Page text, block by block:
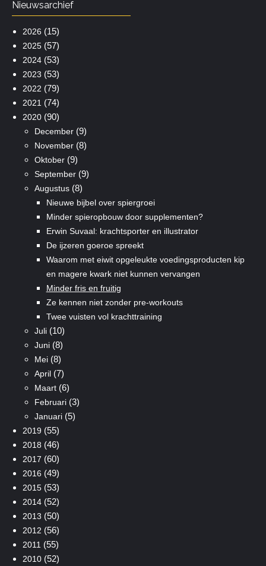
Nieuwsarchief
2026 (15)
2025(57)
2024(53)
2023 (53)
2022 (79)
2021 (74)
2020(90)
December(9)
November(8)
Oktober(9)
September(9)
Augustus(8)
Nieuwe bijbel over spiergroei
Minder spieropbouw door supplementen?
Erwin Suvaal: krachtsporter en illustrator
De ijzeren goeroe spreekt
Waarom met eiwit opgeleukte voedingsproducten kip
en magere kwark niet kunnen vervangen
Minder fris en fruitig
Ze kennen niet zonder pre-workouts
Twee vuisten vol krachttraining
Juli(10)
Juni(8)
Mei(8)
April(7)
Maart(6)
Februari(3)
Januari(5)
2019 (55)
2018 (46)
2017 (60)
2016 (49)
2015(53)
2014(52)
2013 (50)
2012 (56)
2011 (55)
2010(52)